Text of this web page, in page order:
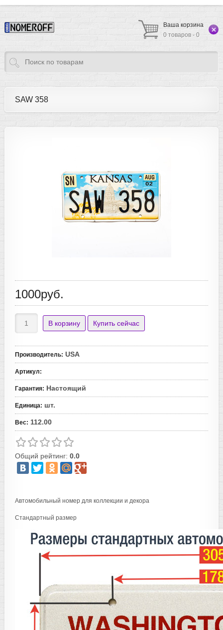
Ваша корзина
0 товаров - 0
SAW 358
1000руб.
Производитель: USA
Артикул:
Гарантия: Настоящий
Единица: шт.
Вес: 112.00
Общий рейтинг: 0.0
Автомобильный номер для коллекции и декора
Стандартный размер